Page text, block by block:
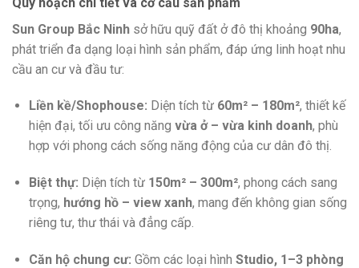
Sun Group Bắc Ninh sở hữu quỹ đất ở đô thị khoảng 90ha,
phát triển đa dạng loại hình sản phẩm, đáp ứng linh hoạt nhu
cầu an cư và đầu tư:
Liền kề/Shophouse: Diện tích từ 60m² – 180m², thiết kế
hiện đại, tối ưu công năng vừa ở – vừa kinh doanh, phù
hợp với phong cách sống năng động của cư dân đô thị.
Biệt thự: Diện tích từ 150m² – 300m², phong cách sang
trọng, hướng hồ – view xanh, mang đến không gian sống
riêng tư, thư thái và đẳng cấp.
Căn hộ chung cư: Gồm các loại hình Studio, 1–3 phòng